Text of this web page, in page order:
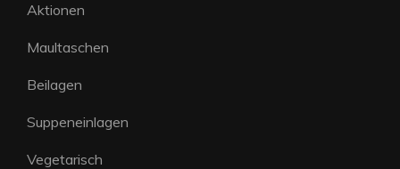
Aktionen
Maultaschen
Beilagen
Suppeneinlagen
Vegetarisch